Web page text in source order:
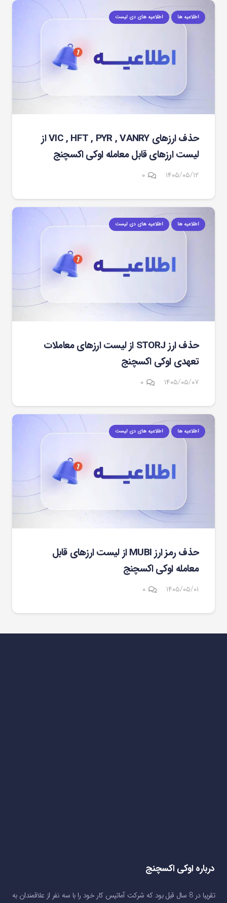
اطلاعیه ها اطلاعیه های دی لیست
حذف ارزهای VIC , HFT , PYR , VANRY از
لیست ارزهای قابل معامله اوکی اکسچنج
۱۴۰۵/۰۵/۱۲ ۰
اطلاعیه ها اطلاعیه های دی لیست
حذف ارز STORJ از لیست ارزهای معاملات
تعهدی اوکی اکسچنج
۱۴۰۵/۰۵/۰۷ ۰
اطلاعیه ها اطلاعیه های دی لیست
حذف رمز ارز MUBI از لیست ارزهای قابل
معامله اوکی اکسچنج
۱۴۰۵/۰۵/۰۱ ۰
درباره اوکی اکسچنج
تقریبا در 8 سال قبل بود که شرکت آماتیس کار خود را با سه نفر از علاقمندان به